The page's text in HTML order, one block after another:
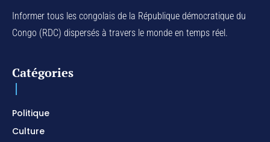
Piano pour prier / Soaking Worship Instrumental
01:17:32
For Your Name Is Holy / Prophetic Worship
I SURRENDER / Soaking Worship Instrumental /
Informer tous les congolais de la République démocratique du
Congo (RDC) dispersés à travers le monde en temps réel.
Catégories
Politique
Culture